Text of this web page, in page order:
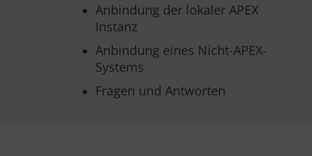
Anbindung der lokaler APEX
Instanz
Anbindung eines Nicht-APEX-
Systems
Fragen und Antworten